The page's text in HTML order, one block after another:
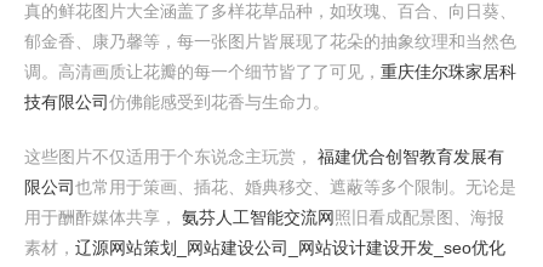
真的鲜花图片大全涵盖了多样花草品种，如玫瑰、百合、向日葵、
郁金香、康乃馨等，每一张图片皆展现了花朵的抽象纹理和当然色
调。高清画质让花瓣的每一个细节皆了了可见， 重庆佳尔珠家居科
技有限公司仿佛能感受到花香与生命力。
这些图片不仅适用于个东说念主玩赏， 福建优合创智教育发展有
限公司也常用于策画、插花、婚典移交、遮蔽等多个限制。无论是
用于酬酢媒体共享， 氨芬人工智能交流网照旧看成配景图、海报
素材， 辽源网站策划_网站建设公司_网站设计建设开发_seo优化